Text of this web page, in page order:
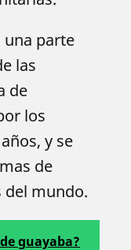
una parte
las
de
los
y se
de
mundo.
guayaba?